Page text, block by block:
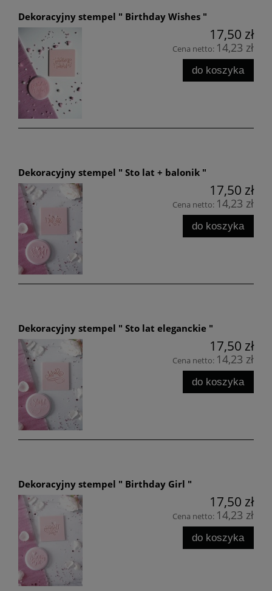
Dekoracyjny stempel " Birthday Wishes "
17,50 zł
Cena netto: 14,23 zł
do koszyka
Dekoracyjny stempel " Sto lat + balonik "
17,50 zł
Cena netto: 14,23 zł
do koszyka
Dekoracyjny stempel " Sto lat eleganckie "
17,50 zł
Cena netto: 14,23 zł
do koszyka
Dekoracyjny stempel " Birthday Girl "
17,50 zł
Cena netto: 14,23 zł
do koszyka